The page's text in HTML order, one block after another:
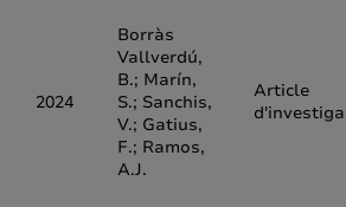
2024
Borràs
Vallverdú,
B.; Marín,
S.; Sanchis,
V.; Gatius,
F.; Ramos,
A.J.
Article